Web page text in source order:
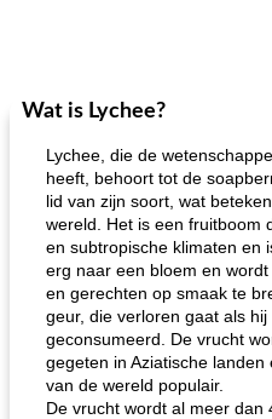
Wat is Lychee?
Lychee, die de
heeft, behoort tot de
lid van zijn soort, wat
wereld. Het is een fruitboom
en subtropische klimaten en
erg naar een bloem en
en gerechten op smaak te
geur, die verloren gaat als
geconsumeerd. De vrucht
gegeten in Aziatische
van de wereld populair.
De vrucht wordt al meer dan